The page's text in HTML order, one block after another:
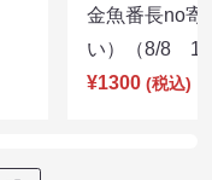
金魚番長no寄
い）（8/8
¥1300 (税込)